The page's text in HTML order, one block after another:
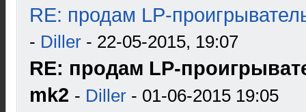
RE: продам LP-
- Diller - 22-05-2015, 19:07
RE: продам LP-
mk2 - Diller - 01-06-2015 19:05